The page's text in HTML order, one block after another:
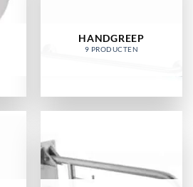
HANDGREEP
9 PRODUCTEN